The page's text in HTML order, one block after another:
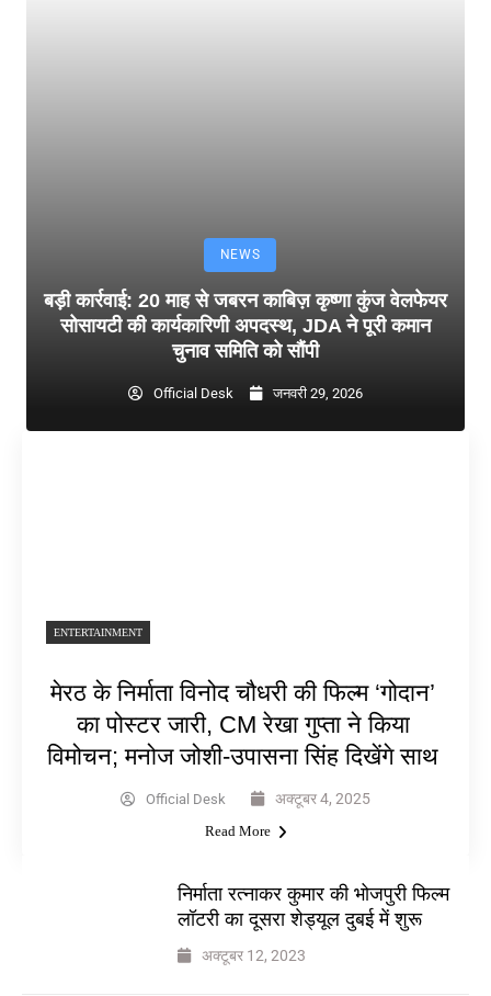
NEWS
बड़ी कार्रवाई: 20 माह से जबरन काबिज़ कृष्णा कुंज वेलफेयर
सोसायटी की कार्यकारिणी अपदस्थ, JDA ने पूरी कमान
चुनाव समिति को सौंपी
Official Desk जनवरी 29, 2026
ENTERTAINMENT
मेरठ के निर्माता विनोद चौधरी की फिल्म ‘गोदान’
का पोस्टर जारी, CM रेखा गुप्ता ने किया
विमोचन; मनोज जोशी-उपासना सिंह दिखेंगे साथ
Official Desk अक्टूबर 4, 2025
Read More
निर्माता रत्नाकर कुमार की भोजपुरी फिल्म
लॉटरी का दूसरा शेड्यूल दुबई में शुरू
अक्टूबर 12, 2023